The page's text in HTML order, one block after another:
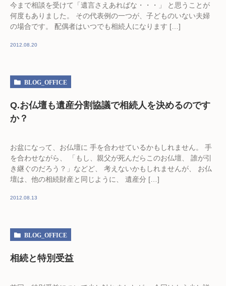
今まで相談を受けて「遺言さえあればな・・・」 と思うことが
何度もありました。 その代表例の一つが、子どものいない夫婦
の場合です。 配偶者はいつでも相続人になります […]
2012.08.20
BLOG_OFFICE
Q.お仏壇も遺産分割協議で相続人を決めるのです
か？
お盆になって、お仏壇に 手を合わせているかもしれません。 手
を合わせながら、 「もし、親父が死んだらこのお仏壇、 誰が引
き継ぐのだろう？」などど、 考えないかもしれませんが、 お仏
壇は、他の相続財産と同じように、 遺産分 […]
2012.08.13
BLOG_OFFICE
相続と特別受益